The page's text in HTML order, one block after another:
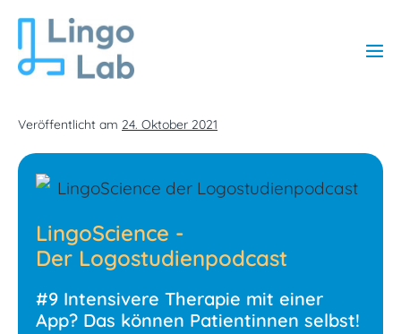
Veröffentlicht am 24. Oktober 2021
LingoScience -
Der Logostudienpodcast
#9 Intensivere Therapie mit einer
App? Das können Patientinnen selbst!